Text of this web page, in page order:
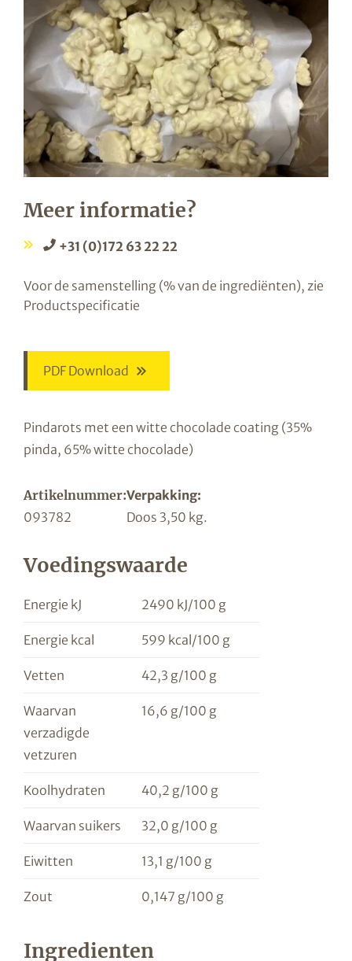
Meer informatie?
+31 (0)172 63 22 22
Voor de samenstelling (% van de ingrediënten), zie
Productspecificatie
PDF Download
Pindarots met een witte chocolade coating (35%
pinda, 65% witte chocolade)
Artikelnummer:Verpakking:
093782
Doos 3,50 kg.
Voedingswaarde
Energie kJ 2490 kJ/100 g
Energie kcal 599 kcal/100 g
Vetten 42,3 g/100 g
Waarvan
verzadigde
vetzuren
16,6 g/100 g
Koolhydraten 40,2 g/100 g
Waarvan suikers 32,0 g/100 g
Eiwitten 13,1 g/100 g
Zout 0,147 g/100 g
Ingredienten